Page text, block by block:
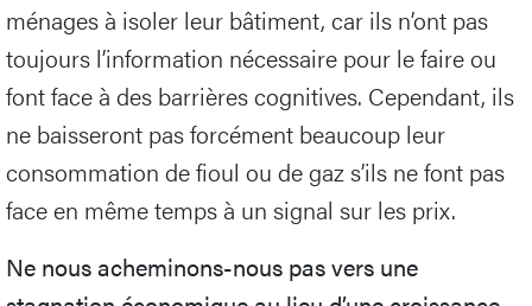
ménages à isoler leur bâtiment, car ils n’ont pas
toujours l’information nécessaire pour le faire ou
font face à des barrières cognitives. Cependant, ils
ne baisseront pas forcément beaucoup leur
consommation de fioul ou de gaz s’ils ne font pas
face en même temps à un signal sur les prix.
Ne nous acheminons-nous pas vers une